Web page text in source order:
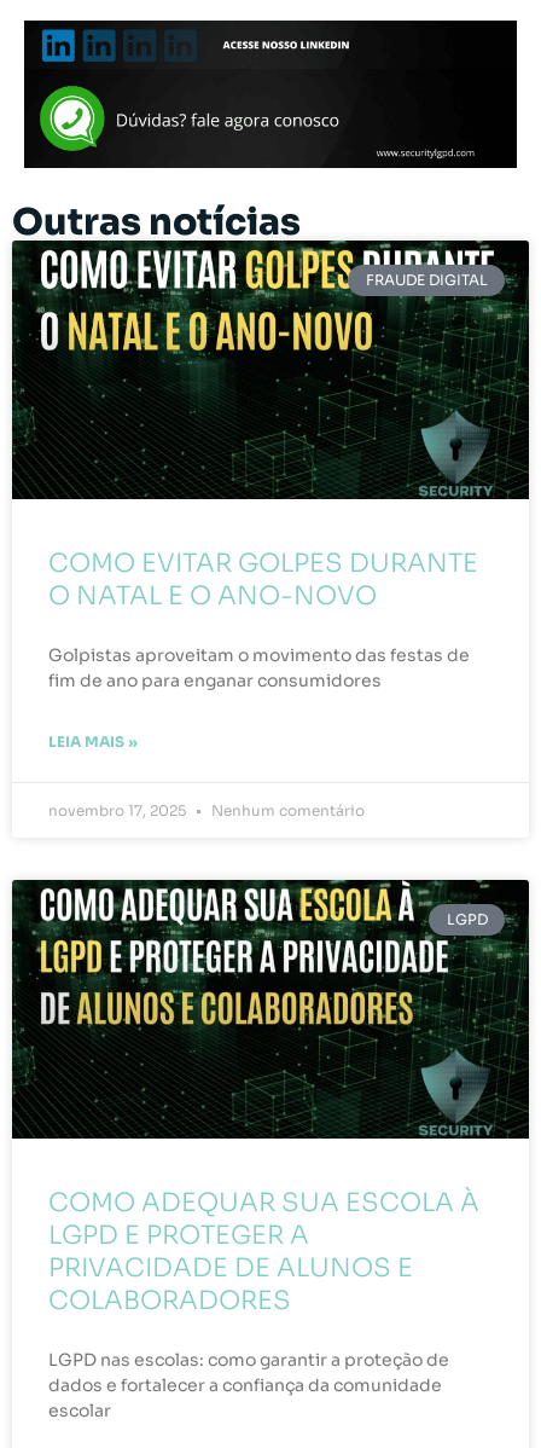
Outras notícias
FRAUDE DIGITAL
COMO EVITAR GOLPES DURANTE
O NATAL E O ANO-NOVO
Golpistas aproveitam o movimento das festas de
fim de ano para enganar consumidores
LEIA MAIS »
novembro 17, 2025 Nenhum comentário
LGPD
COMO ADEQUAR SUA ESCOLA À
LGPD E PROTEGER A
PRIVACIDADE DE ALUNOS E
COLABORADORES
LGPD nas escolas: como garantir a proteção de
dados e fortalecer a confiança da comunidade
escolar